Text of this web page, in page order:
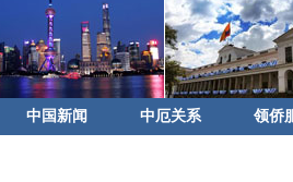
中国新闻 中厄关系 领侨